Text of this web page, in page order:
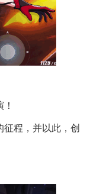
程，并以此，创